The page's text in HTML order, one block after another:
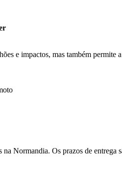
e impactos, mas também
Normandia. Os prazos de